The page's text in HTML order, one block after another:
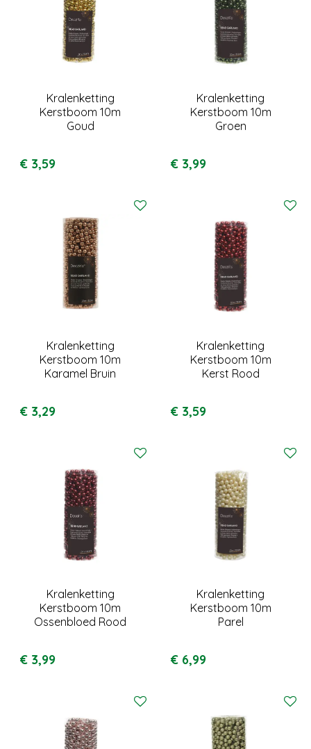
Kralenketting
Kerstboom 10m
Goud
€ 3,59
Kralenketting
Kerstboom 10m
Groen
€ 3,99
Kralenketting
Kerstboom 10m
Karamel Bruin
€ 3,29
Kralenketting
Kerstboom 10m
Kerst Rood
€ 3,59
Kralenketting
Kerstboom 10m
Ossenbloed Rood
€ 3,99
Kralenketting
Kerstboom 10m
Parel
€ 6,99